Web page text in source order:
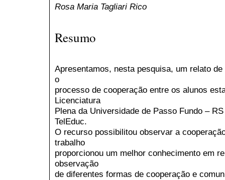
Rosa Maria Tagliari Rico
Resumo
Apresentamos, nesta pesquisa, um relato
o
processo de cooperação entre os alunos
Licenciatura
Plena da Universidade de Passo Fundo –
TelEduc.
O recurso possibilitou observar a
trabalho
proporcionou um melhor conhecimento em
observação
de diferentes formas de cooperação e